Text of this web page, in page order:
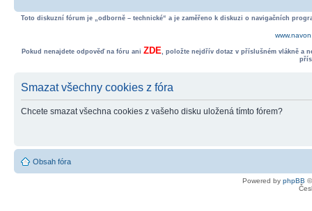
Toto diskuzní fórum je „odborně – technické“ a je zaměřeno k diskuzi o navigačních
Pokud nenajdete odpověď na fóru ani ZDE, položte nejdřív dotaz v příslušném vlákně a
Smazat všechny cookies z fóra
Chcete smazat všechna cookies z vašeho disku uložená tímto fórem?
Obsah fóra
Powered by phpBB